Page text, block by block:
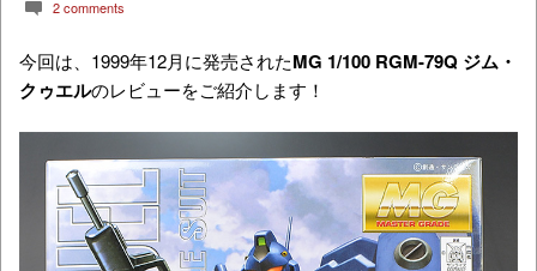
c 2 comments
今回は、1999年12月に発売されたMG 1/100 RGM-79Q ジム・
クゥエルのレビューをご紹介します！